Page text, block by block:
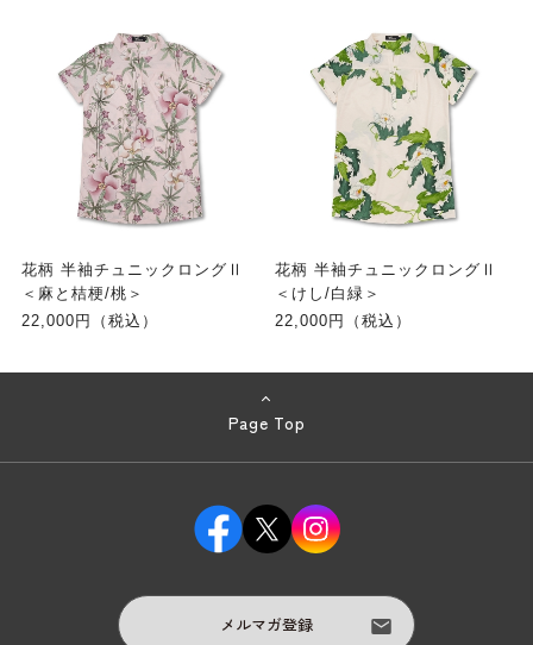
花柄 半袖チュニックロングⅡ
＜麻と桔梗/桃＞
22,000円（税込）
花柄 半袖チュニックロングⅡ
＜けし/白緑＞
22,000円（税込）
Page Top
メルマガ登録